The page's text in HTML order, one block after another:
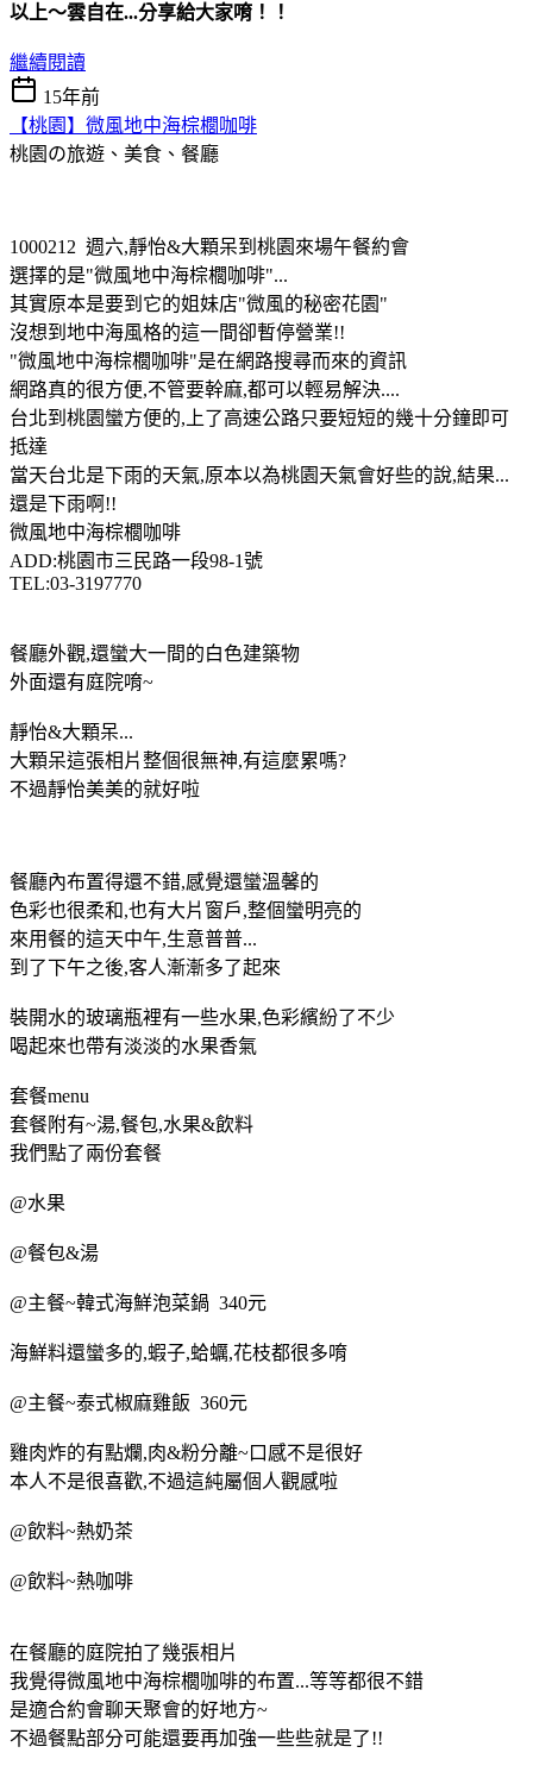
以上～雲自在...分享給大家唷！！
繼續閱讀
15年前
【桃園】微風地中海棕櫚咖啡
桃園の旅遊、美食、餐廳
1000212 週六,靜怡&大顆呆到桃園來場午餐約會
選擇的是"微風地中海棕櫚咖啡"...
其實原本是要到它的姐妹店"微風的秘密花園"
沒想到地中海風格的這一間卻暫停營業!!
"微風地中海棕櫚咖啡"是在網路搜尋而來的資訊
網路真的很方便,不管要幹麻,都可以輕易解決....
台北到桃園蠻方便的,上了高速公路只要短短的幾十分鐘即可
抵達
當天台北是下雨的天氣,原本以為桃園天氣會好些的說,結果...
還是下雨啊!!
微風地中海棕櫚咖啡
ADD:桃園市三民路一段98-1號
TEL:03-3197770
餐廳外觀,還蠻大一間的白色建築物
外面還有庭院唷~
靜怡&大顆呆...
大顆呆這張相片整個很無神,有這麼累嗎?
不過靜怡美美的就好啦
餐廳內布置得還不錯,感覺還蠻溫馨的
色彩也很柔和,也有大片窗戶,整個蠻明亮的
來用餐的這天中午,生意普普...
到了下午之後,客人漸漸多了起來
裝開水的玻璃瓶裡有一些水果,色彩繽紛了不少
喝起來也帶有淡淡的水果香氣
套餐menu
套餐附有~湯,餐包,水果&飲料
我們點了兩份套餐
@水果
@餐包&湯
@主餐~韓式海鮮泡菜鍋 340元
海鮮料還蠻多的,蝦子,蛤蠣,花枝都很多唷
@主餐~泰式椒麻雞飯 360元
雞肉炸的有點爛,肉&粉分離~口感不是很好
本人不是很喜歡,不過這純屬個人觀感啦
@飲料~熱奶茶
@飲料~熱咖啡
在餐廳的庭院拍了幾張相片
我覺得微風地中海棕櫚咖啡的布置...等等都很不錯
是適合約會聊天聚會的好地方~
不過餐點部分可能還要再加強一些些就是了!!